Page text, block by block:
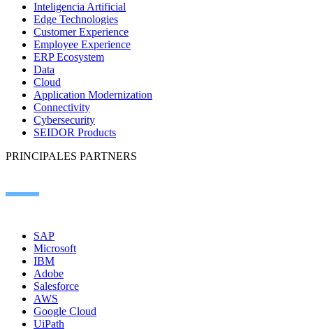
Inteligencia Artificial
Edge Technologies
Customer Experience
Employee Experience
ERP Ecosystem
Data
Cloud
Application Modernization
Connectivity
Cybersecurity
SEIDOR Products
PRINCIPALES PARTNERS
SAP
Microsoft
IBM
Adobe
Salesforce
AWS
Google Cloud
UiPath